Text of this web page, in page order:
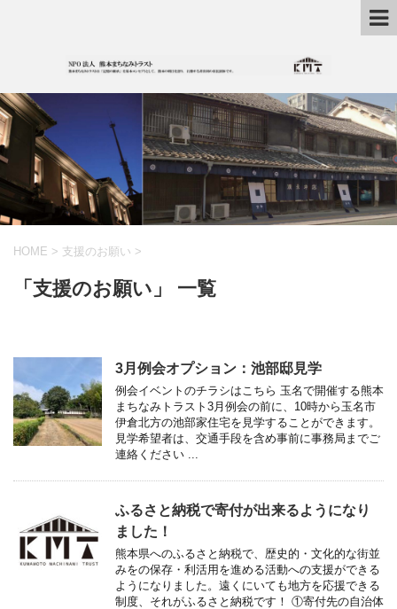
HOME > 支援のお願い >
「支援のお願い」 一覧
3月例会オプション：池部邸見学
例会イベントのチラシはこちら 玉名で開催する熊本
まちなみトラスト3月例会の前に、10時から玉名市
伊倉北方の池部家住宅を見学することができます。
見学希望者は、交通手段を含め事前に事務局までご
連絡ください ...
ふるさと納税で寄付が出来るようになり
ました！
熊本県へのふるさと納税で、歴史的・文化的な街並
みをの保存・利活用を進める活動への支援ができる
ようになりました。遠くにいても地方を応援できる
制度、それがふるさと納税です！ ①寄付先の自治体